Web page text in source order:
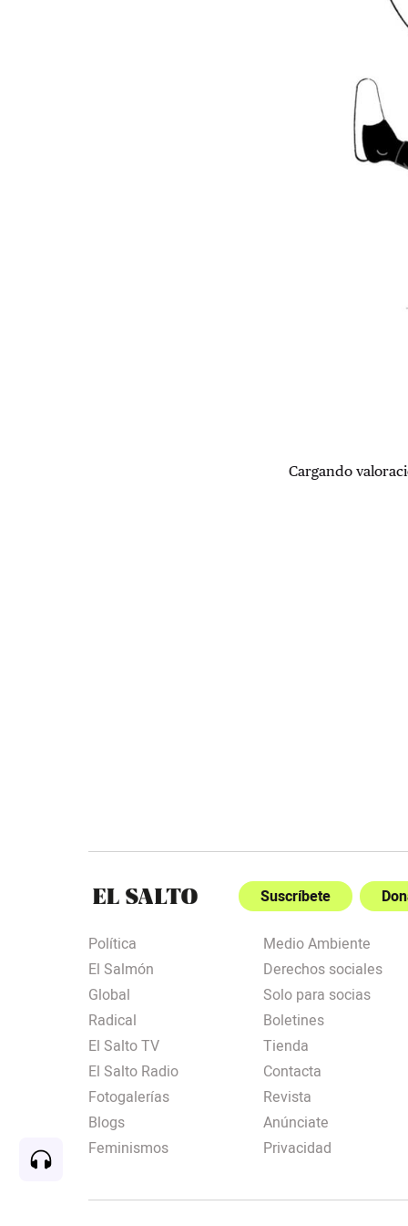
Cargando
Suscríbete
Política
El Salmón
Global
Radical
El Salto TV
El Salto Radio
Fotogalerías
Blogs
Feminismos
Medio Ambiente
Derechos sociales
Solo para socias
Boletines
Tienda
Contacta
Revista
Anúnciate
Privacidad